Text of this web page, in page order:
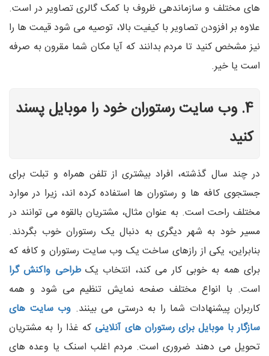
های مختلف و سازماندهی ظروف با کمک گالری تصاویر در است.
علاوه بر افزودن تصاویر با کیفیت بالا، توصیه می شود قیمت ها را
نیز مشخص کنید تا مردم بدانند که آیا مکان شما مقرون به صرفه
است یا خیر.
4. وب سایت رستوران خود را موبایل پسند
کنید
در چند سال گذشته، افراد بیشتری از تلفن همراه و تبلت برای
جستجوی کافه ها و رستوران ها استفاده کرده اند، زیرا در موارد
مختلف راحت است. به عنوان مثال، مشتریان بالقوه می توانند در
مسیر خود به شهر دیگری به دنبال یک رستوران خوب بگردند.
بنابراین، یکی از رازهای ساخت یک وب سایت رستوران و کافه که
برای همه به خوبی کار می کند، انتخاب یکطراحی واکنش گرا
است. با انواع مختلف صفحه نمایش تنظیم می شود و همه
کاربران پیشنهادات شما را به درستی می بینند. وب سایت های
سازگار با موبایل برای رستوران های آنلاینی که غذا را به مشتریان
تحویل می دهند ضروری است. مردم اغلب اسنک یا وعده های